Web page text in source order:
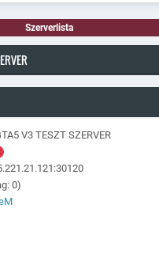
Szerverlista
V3 TESZT SZERVER
0)